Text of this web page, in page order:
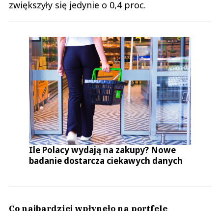
zwiększyły się jedynie o 0,4 proc.
Ile Polacy wydają na zakupy? Nowe
badanie dostarcza ciekawych danych
Co najbardziej wpłynęło na portfele